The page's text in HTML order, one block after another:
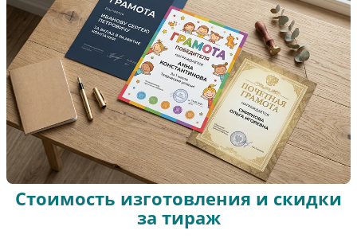
Стоимость изготовления и скидки
за тираж